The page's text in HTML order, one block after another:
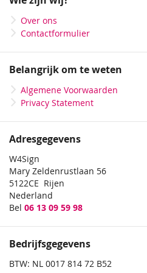
nieuwsbrief
Over ons
Contactformulier
Belangrijk om te weten
Algemene Voorwaarden
Privacy Statement
Adresgegevens
W4Sign
Mary Zeldenrustlaan 56
5122CE Rijen
Nederland
Bel 06 13 09 59 98
Bedrijfsgegevens
BTW: NL 0017 814 72 B52